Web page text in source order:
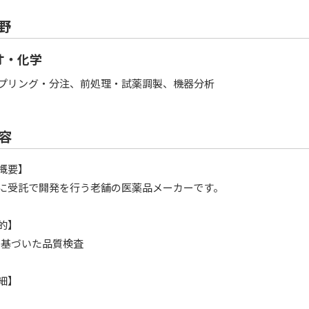
・化学
リング・分注、前処理・試薬調製、機器分析
要】
受託で開発を行う老舗の医薬品メーカーです。
づいた品質検査